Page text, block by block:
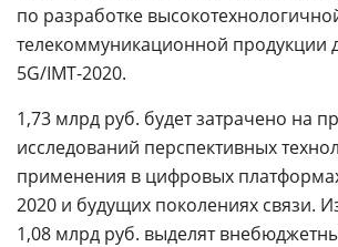
по разработке
телекоммуникационной продукции
5G/IMT-2020.
1,73 млрд руб. будет затрачено на
исследований перспективных
применения в цифровых
2020 и будущих поколениях связи.
1,08 млрд руб. выделят